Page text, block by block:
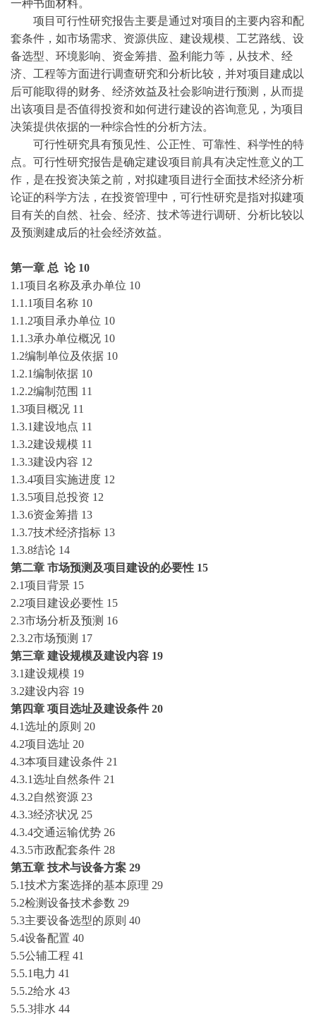
一种书面材料。
项目可行性研究报告主要是通过对项目的主要内容和配
套条件，如市场需求、资源供应、建设规模、工艺路线、设
备选型、环境影响、资金筹措、盈利能力等，从技术、经
济、工程等方面进行调查研究和分析比较，并对项目建成以
后可能取得的财务、经济效益及社会影响进行预测，从而提
出该项目是否值得投资和如何进行建设的咨询意见，为项目
决策提供依据的一种综合性的分析方法。
可行性研究具有预见性、公正性、可靠性、科学性的特
点。可行性研究报告是确定建设项目前具有决定性意义的工
作，是在投资决策之前，对拟建项目进行全面技术经济分析
论证的科学方法，在投资管理中，可行性研究是指对拟建项
目有关的自然、社会、经济、技术等进行调研、分析比较以
及预测建成后的社会经济效益。
第一章 总 论 10
1.1项目名称及承办单位 10
1.1.1项目名称 10
1.1.2项目承办单位 10
1.1.3承办单位概况 10
1.2编制单位及依据 10
1.2.1编制依据 10
1.2.2编制范围 11
1.3项目概况 11
1.3.1建设地点 11
1.3.2建设规模 11
1.3.3建设内容 12
1.3.4项目实施进度 12
1.3.5项目总投资 12
1.3.6资金筹措 13
1.3.7技术经济指标 13
1.3.8结论 14
第二章 市场预测及项目建设的必要性 15
2.1项目背景 15
2.2项目建设必要性 15
2.3市场分析及预测 16
2.3.2市场预测 17
第三章 建设规模及建设内容 19
3.1建设规模 19
3.2建设内容 19
第四章 项目选址及建设条件 20
4.1选址的原则 20
4.2项目选址 20
4.3本项目建设条件 21
4.3.1选址自然条件 21
4.3.2自然资源 23
4.3.3经济状况 25
4.3.4交通运输优势 26
4.3.5市政配套条件 28
第五章 技术与设备方案 29
5.1技术方案选择的基本原理 29
5.2检测设备技术参数 29
5.3主要设备选型的原则 40
5.4设备配置 40
5.5公辅工程 41
5.5.1电力 41
5.5.2给水 43
5.5.3排水 44